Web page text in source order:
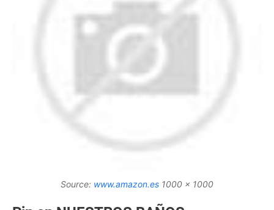
Source: www.amazon.es 1000 x 1000